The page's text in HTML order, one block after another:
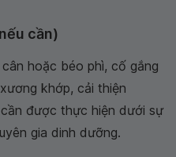
cần)
hoặc béo phì, cố gắng
khớp, cải thiện
được thực hiện dưới sự
gia dinh dưỡng.